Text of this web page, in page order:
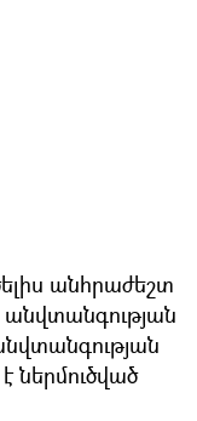
անհրաժեշտ
անվտանգության
ներմուծված